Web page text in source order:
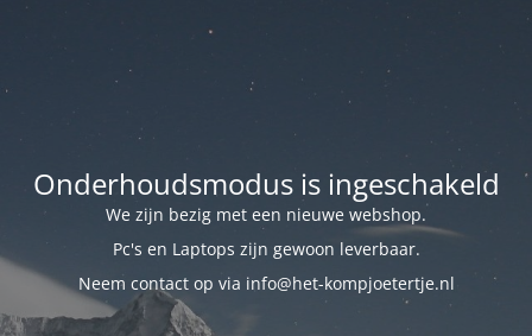
Onderhoudsmodus is ingeschakeld
We zijn bezig met een nieuwe webshop.
Pc's en Laptops zijn gewoon leverbaar.
Neem contact op via info@het-kompjoetertje.nl